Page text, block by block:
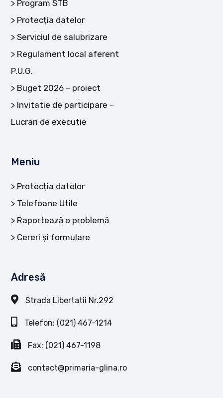
Program STB
Protecția datelor
Serviciul de salubrizare
Regulament local aferent
P.U.G.
Buget 2026 – proiect
Invitatie de participare –
Lucrari de executie
Meniu
Protecția datelor
Telefoane Utile
Raportează o problemă
Cereri și formulare
Adresă
Strada Libertatii Nr.292
Telefon: (021) 467-1214
Fax: (021) 467-1198
contact@primaria-glina.ro